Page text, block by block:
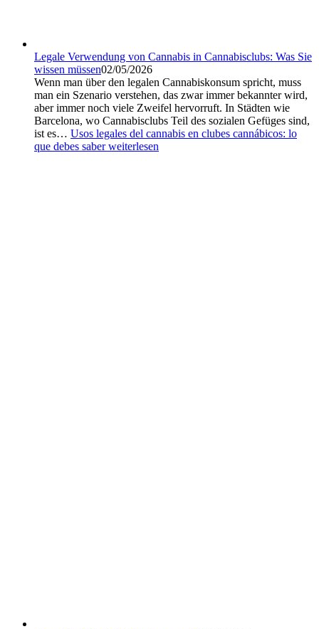
Legale Verwendung von Cannabis in Cannabisclubs: Was Sie
wissen müssen02/05/2026
Wenn man über den legalen Cannabiskonsum spricht, muss
man ein Szenario verstehen, das zwar immer bekannter wird,
aber immer noch viele Zweifel hervorruft. In Städten wie
Barcelona, wo Cannabisclubs Teil des sozialen Gefüges sind,
ist es… Usos legales del cannabis en clubes cannábicos: lo
que debes saberweiterlesen